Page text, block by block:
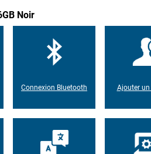
Noir
Connexion Bluetooth Ajouter